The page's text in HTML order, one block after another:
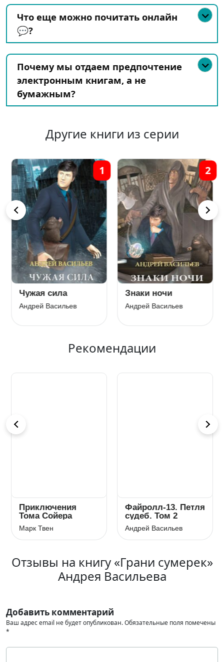
Что еще можно почитать онлайн
💬?
Почему мы отдаем предпочтение
электронным книгам, а не
бумажным?
Другие книги из серии
Чужая сила
Андрей Васильев
1
Знаки ночи
Андрей Васильев
2
Рекомендации
Приключения
Тома Сойера
Марк Твен
Файролл-13. Петля
судеб. Том 2
Андрей Васильев
Отзывы на книгу «Грани сумерек»
Андрея Васильева
Добавить комментарий
Ваш адрес email не будет опубликован.Обязательные поля помечены
*